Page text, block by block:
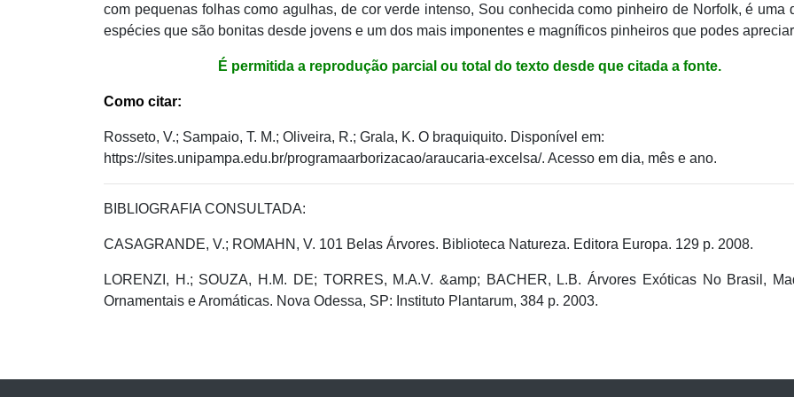
com pequenas folhas como agulhas, de cor verde intenso, Sou conhecida como pinheiro de Norfolk, é uma
espécies que são bonitas desde jovens e um dos mais imponentes e magníficos pinheiros que podes
É permitida a reprodução parcial ou total do texto desde que citada a fonte.
Como citar:
​Rosseto, V.; Sampaio, T. M.; Oliveira, R.; Grala, K. O braquiquito. Disponível em:
https://sites.unipampa.edu.br/programaarborizacao/araucaria-excelsa/. Acesso em dia, mês e ano.
BIBLIOGRAFIA CONSULTADA:
CASAGRANDE, V.; ROMAHN, V. 101 Belas Árvores. Biblioteca Natureza. Editora Europa. 129 p. 2008.
LORENZI, H.; SOUZA, H.M. DE; TORRES, M.A.V. &amp; BACHER, L.B. Árvores Exóticas No Brasil,
Ornamentais e Aromáticas. Nova Odessa, SP: Instituto Plantarum, 384 p. 2003.